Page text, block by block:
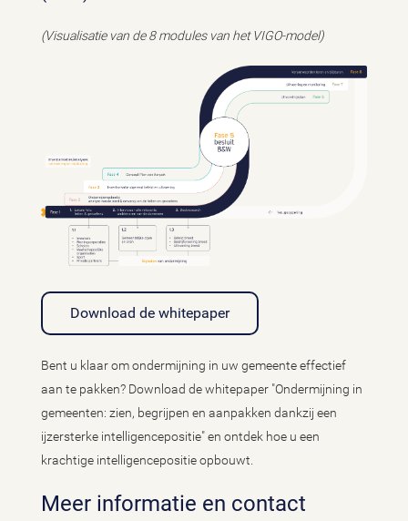
(Visualisatie van de 8 modules van het VIGO-model)
Download de whitepaper
Bent u klaar om ondermijning in uw gemeente effectief
aan te pakken? Download de whitepaper "Ondermijning in
gemeenten: zien, begrijpen en aanpakken dankzij een
ijzersterke intelligencepositie" en ontdek hoe u een
krachtige intelligencepositie opbouwt.
Meer informatie en contact